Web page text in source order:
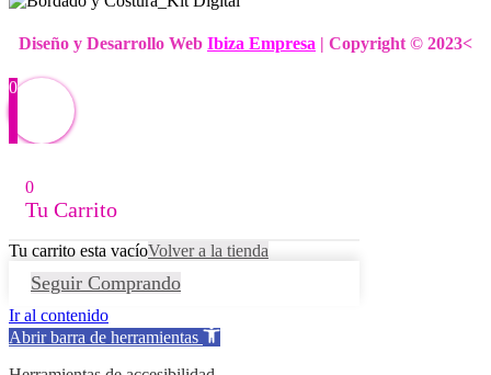
Diseño y Desarrollo Web Ibiza Empresa | Copyright © 2023<
0
0
Tu Carrito
Tu carrito esta vacíoVolver a la tienda
Seguir Comprando
Ir al contenido
Abrir barra de herramientas